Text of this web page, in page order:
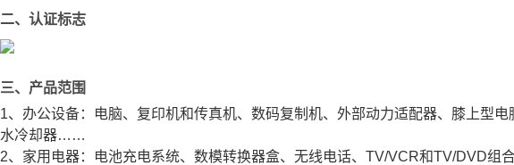
二、认证标志
三、产品范围
1、办公设备：电脑、复印机和传真机、数码复制机、外部动力适配器、膝上型电
水冷却器……
2、家用电器：电池充电系统、数模转换器盒、无线电话、TV/VCR和TV/DVD组